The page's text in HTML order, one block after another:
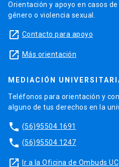
Orientación y apoyo en casos
género o violencia sexual.
launch Contacto para apoyo
launch Más orientación
MEDIACIÓN
Teléfonos para orientación y
alguno de tus derechos en la
phone (56)95504 1691
phone (56)95504 1247
launch Ir a la Oficina de Ombuds UC